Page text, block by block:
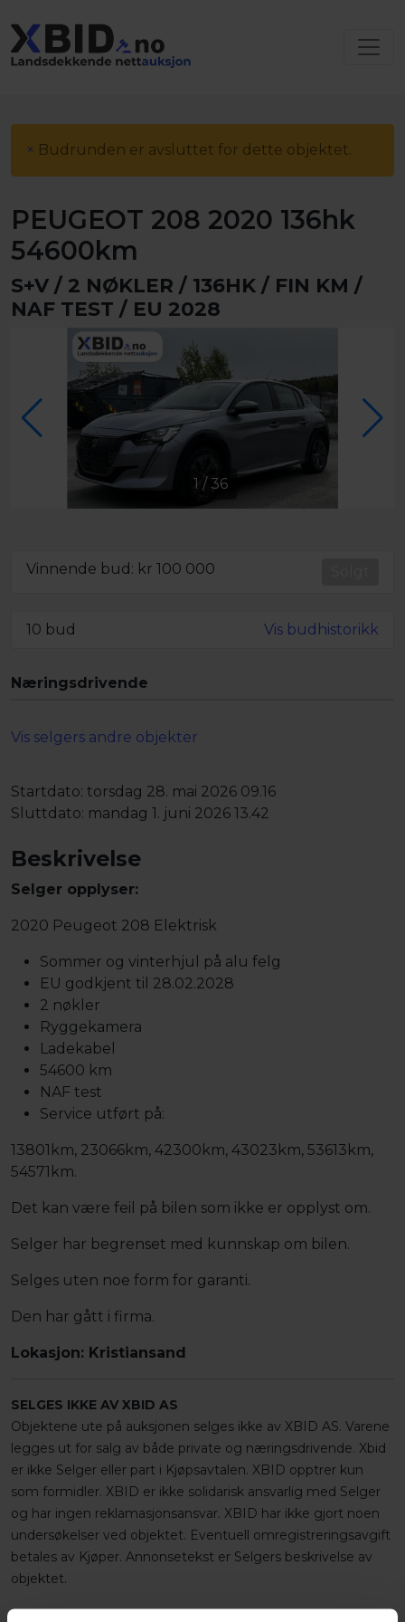
× Budrunden er avsluttet for dette objektet.
PEUGEOT 208 2020 136hk
54600km
S+V / 2 NØKLER / 136HK / FIN KM /
NAF TEST / EU 2028
1 / 36
Vinnende bud: kr 100 000
10 bud Vis budhistorikk
Næringsdrivende
Vis selgers andre objekter
Startdato: torsdag 28. mai 2026 09.16
Sluttdato: mandag 1. juni 2026 13.42
Beskrivelse
Selger opplyser:
2020 Peugeot 208 Elektrisk
Sommer og vinterhjul på alu felg
EU godkjent til 28.02.2028
2 nøkler
Ryggekamera
Ladekabel
54600 km
NAF test
Service utført på:
13801km, 23066km, 42300km, 43023km, 53613km,
54571km.
Det kan være feil på bilen som ikke er opplyst om.
Selger har begrenset med kunnskap om bilen.
Selges uten noe form for garanti.
Den har gått i firma.
Lokasjon: Kristiansand
SELGES IKKE AV XBID AS
Objektene ute på auksjonen selges ikke av XBID AS. Varene
legges ut for salg av både private og næringsdrivende. Xbid
er ikke Selger eller part i Kjøpsavtalen. XBID opptrer kun
som formidler. XBID er ikke solidarisk ansvarlig med Selger
og har ingen reklamasjonsansvar. XBID har ikke gjort noen
undersøkelser ved objektet. Eventuell omregistreringsavgift
betales av Kjøper. Annonsetekst er Selgers beskrivelse av
objektet.